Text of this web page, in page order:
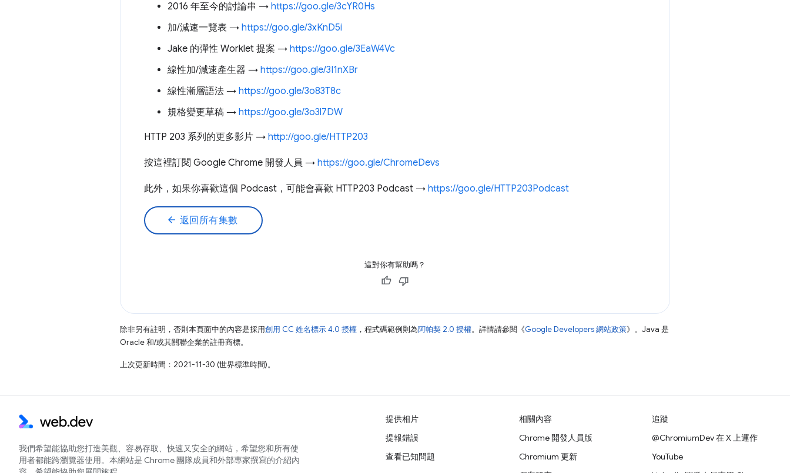
2016 年至今的討論串 → https://goo.gle/3cYR0Hs
加/減速一覽表 → https://goo.gle/3xKnD5i
Jake 的彈性 Worklet 提案 → https://goo.gle/3EaW4Vc
線性加/減速產生器 → https://goo.gle/3I1nXBr
線性漸層語法 → https://goo.gle/3o83T8c
規格變更草稿 → https://goo.gle/3o3l7DW
HTTP 203 系列的更多影片 → http://goo.gle/HTTP203
按這裡訂閱 Google Chrome 開發人員 → https://goo.gle/ChromeDevs
此外，如果你喜歡這個 Podcast，可能會喜歡 HTTP203 Podcast → https://goo.gle/HTTP203Podcast
arrow_back 返回所有集數
這對你有幫助嗎？
除非另有註明，否則本頁面中的內容是採用創用 CC 姓名標示 4.0 授權 ，程式碼範例則為阿帕契 2.0 授權。詳情請參閱《Google Developers 網站政策》。Java 是
Oracle 和/或其關聯企業的註冊商標。
上次更新時間：2021-11-30 (世界標準時間)。
我們希望能協助您打造美觀、容易存取、快速又安全的網站，希望您和所有使
用者都能跨瀏覽器使用。本網站是 Chrome 團隊成員和外部專家撰寫的介紹內
提供相片
提報錯誤
查看已知問題
相關內容
Chrome 開發人員版
Chromium 更新
追蹤
@ChromiumDev 在 X 上運作
YouTube